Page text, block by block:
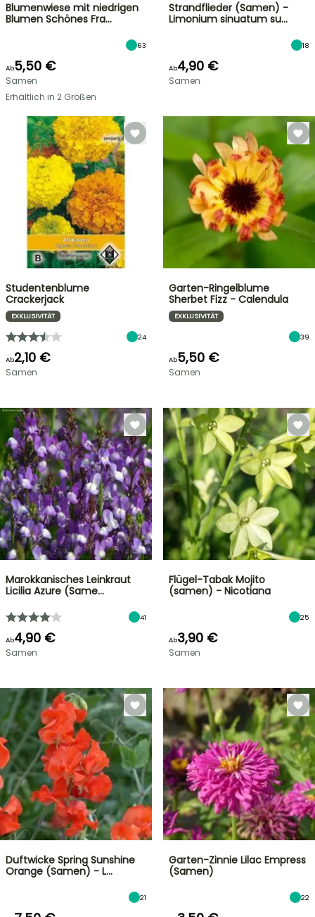
Blumenwiese mit niedrigen
Blumen Schönes Fra…
63
Ab5,50 €
Samen
Erhältlich in 2 Größen
Strandflieder (Samen) -
Limonium sinuatum su…
18
Ab4,90 €
Samen
Studentenblume
Crackerjack
EXKLUSIVITÄT
24
Ab2,10 €
Samen
Garten-Ringelblume
Sherbet Fizz - Calendula
EXKLUSIVITÄT
39
Ab5,50 €
Samen
Marokkanisches Leinkraut
Licilia Azure (Same…
41
Ab4,90 €
Samen
Flügel-Tabak Mojito
(samen) - Nicotiana
25
Ab3,90 €
Samen
Duftwicke Spring Sunshine
Orange (Samen) - L…
21
Garten-Zinnie Lilac Empress
(Samen)
22